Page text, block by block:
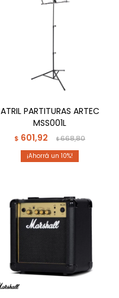
ATRIL PARTITURAS ARTEC
MSS001L
$ 601,92 $668,80
10